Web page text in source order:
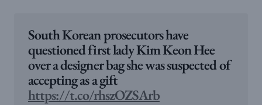
South Korean prosecutors have
questioned first lady Kim Keon Hee
over a designer bag she was suspected of
accepting as a gift
https://t.co/rhszOZSArb